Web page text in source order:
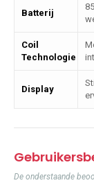
Batterij
Coil
Technologie
Display
De onderstaande